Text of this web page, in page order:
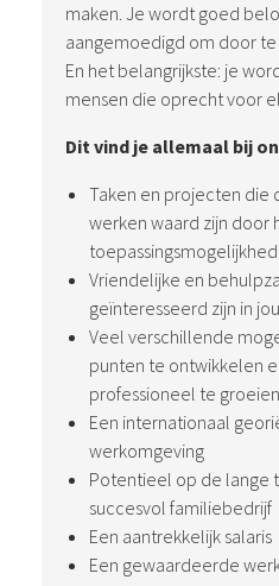
maken. Je wordt goed
aangemoedigd om door
En het belangrijkste: je
mensen die oprecht voor
Dit vind je allemaal bij
Taken en projecten die
werken waard zijn door
Vriendelijke en
geïnteresseerd zijn in
Veel verschillende
punten te ontwikkelen
professioneel te groeien
Een internationaal
werkomgeving
Potentieel op de lange
succesvol familiebedrijf
Een aantrekkelijk salaris
Een gewaardeerde